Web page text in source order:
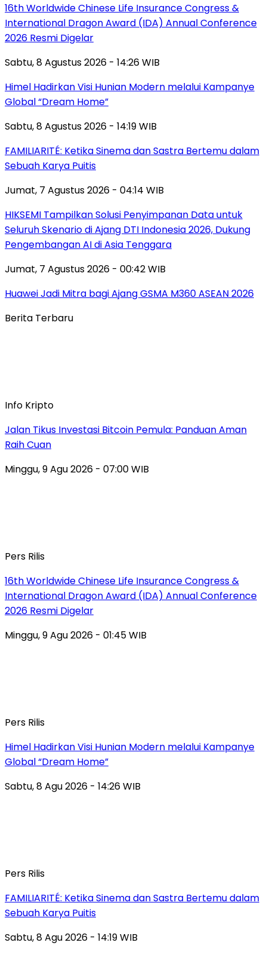
16th Worldwide Chinese Life Insurance Congress &
International Dragon Award (IDA) Annual Conference
2026 Resmi Digelar
Sabtu, 8 Agustus 2026 - 14:26 WIB
Himel Hadirkan Visi Hunian Modern melalui Kampanye
Global “Dream Home”
Sabtu, 8 Agustus 2026 - 14:19 WIB
FAMILIARITÉ: Ketika Sinema dan Sastra Bertemu dalam
Sebuah Karya Puitis
Jumat, 7 Agustus 2026 - 04:14 WIB
HIKSEMI Tampilkan Solusi Penyimpanan Data untuk
Seluruh Skenario di Ajang DTI Indonesia 2026, Dukung
Pengembangan AI di Asia Tenggara
Jumat, 7 Agustus 2026 - 00:42 WIB
Huawei Jadi Mitra bagi Ajang GSMA M360 ASEAN 2026
Berita Terbaru
Info Kripto
Jalan Tikus Investasi Bitcoin Pemula: Panduan Aman
Raih Cuan
Minggu, 9 Agu 2026 - 07:00 WIB
Pers Rilis
16th Worldwide Chinese Life Insurance Congress &
International Dragon Award (IDA) Annual Conference
2026 Resmi Digelar
Minggu, 9 Agu 2026 - 01:45 WIB
Pers Rilis
Himel Hadirkan Visi Hunian Modern melalui Kampanye
Global “Dream Home”
Sabtu, 8 Agu 2026 - 14:26 WIB
Pers Rilis
FAMILIARITÉ: Ketika Sinema dan Sastra Bertemu dalam
Sebuah Karya Puitis
Sabtu, 8 Agu 2026 - 14:19 WIB